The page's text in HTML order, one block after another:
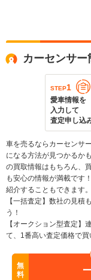
カーセンサ
STEP1
愛車情報を
入力して
査定申し込
車を売るならカーセンサ
になる方法が見つかるか
の買取情報はもちろん、
も安心の情報が満載です
紹介することもできます。
【一括査定】数社の見積
う！
【オークション型査定】
て、1番高い査定価格で買
無
料